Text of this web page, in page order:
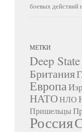
боевых действий
МЕТКИ
Deep State
Британия
Европа
НАТОНЛО
Пришельцы
Россия